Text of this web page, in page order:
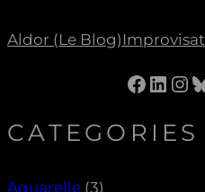
Aldor (le Blog)
Facebook LinkedIn InstagramBluesky
CATEGORIES
Aquarelle (3)